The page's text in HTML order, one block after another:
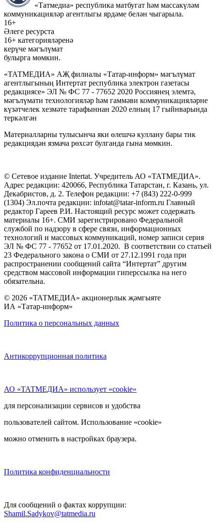
«Татмедиа» республика матбугат һәм массакүләм
коммуникацияләр агентлыгы ярдәме белән чыгарыла.
16+
Әлеге ресурста
16+ категорияләренә
керүче мәгълүмат
булырга мөмкин.
«ТАТМЕДИА» АҖ филиалы «Татар-информ» мәгълүмат
агентлыгының Интертат республика электрон газетасы
редакциясе» ЭЛ № ФС 77 - 77652 2020 Россиянең элемтә,
мәгълүмати технологияләр һәм гаммәви коммуникацияләрне
күзәтчелек хезмәте тарафыннан 2020 елның 17 гыйнварында
теркәлгән
Материалларны тулысынча яки өлешчә куллану бары тик
редакциядән язмача рөхсәт булганда гына мөмкин.
© Сетевое издание Intertat. Учредитель АО «ТАТМЕДИА».
Адрес редакции: 420066, Республика Татарстан, г. Казань, ул.
Декабристов, д. 2. Телефон редакции: +7 (843) 222-0-999
(1304) Эл.почта редакции: infotat@tatar-inform.ru Главный
редактор Гареев Р.И. Настоящий ресурс может содержать
материалы 16+. СМИ зарегистрировано Федеральной
службой по надзору в сфере связи, информационных
технологий и массовых коммуникаций, номер записи серия
ЭЛ № ФС 77 - 77652 от 17.01.2020. В соответствии со статьей
23 Федерального закона о СМИ от 27.12.1991 года при
распространении сообщений сайта “Интертат” другим
средством массовой информации гиперссылка на него
обязательна.
© 2026 «ТАТМЕДИА» акционерлык җәмгыяте
ИА «Татар-информ»
Политика о персональных данных
Антикоррупционная политика
АО «ТАТМЕДИА» использует «cookie»
для персонализации сервисов и удобства
пользователей сайтом. Использование «cookie»
можно отменить в настройках браузера.
Политика конфиденциальности
Для сообщений о фактах коррупции:
Shamil.Sadykov@tatmedia.ru